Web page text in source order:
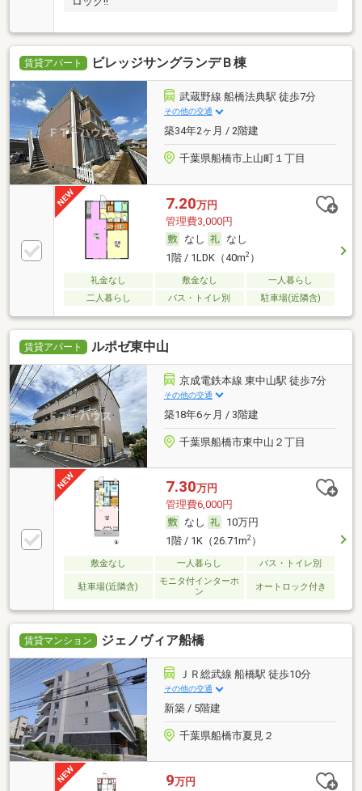
賃貸アパート ビレッジサングランデＢ棟
武蔵野線 船橋法典駅 徒歩7分
その他の交通
築34年2ヶ月 / 2階建
千葉県船橋市上山町１丁目
7.20万円
管理費3,000円
なし
なし
1階 / 1LDK（40m2）
礼金なし 敷金なし
一人暮らし
二人暮らし
バス・トイレ別 駐車場(近隣含)
賃貸アパート ルポゼ東中山
京成電鉄本線 東中山駅 徒歩7分
その他の交通
築18年6ヶ月 / 3階建
千葉県船橋市東中山２丁目
7.30万円
管理費6,000円
なし
10万円
1階 / 1K（26.71m2）
敷金なし 一人暮らし バス・トイレ別
駐車場(近隣含)
モニタ付インターホ
ン
オートロック付き
賃貸マンション ジェノヴィア船橋
ＪＲ総武線 船橋駅 徒歩10分
その他の交通
新築 / 5階建
千葉県船橋市夏見２
9万円